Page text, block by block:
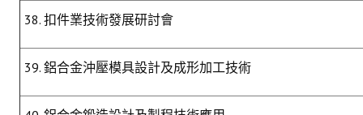
38. 扣件業技術發展研討會
39. 鋁合金沖壓模具設計及成形加工技術